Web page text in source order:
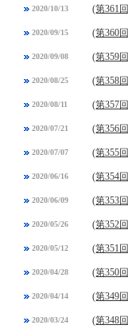
2020/10/13 (第361
2020/09/15 (第360
2020/09/08 (第359
2020/08/25 (第358
2020/08/11 (第357
2020/07/21 (第356
2020/07/07 (第355
2020/06/16 (第354
2020/06/09 (第353
2020/05/26 (第352
2020/05/12 (第351
2020/04/28 (第350
2020/04/14 (第349
2020/03/24 (第348